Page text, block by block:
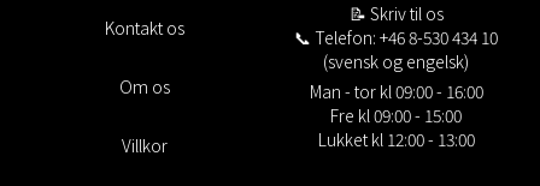
Kontakt os
Om os
Villkor
📝 Skriv til os
📞 Telefon: +46 8-530 434 10
(svensk og engelsk)
Man - tor kl 09:00 - 16:00
Fre kl 09:00 - 15:00
Lukket kl 12:00 - 13:00